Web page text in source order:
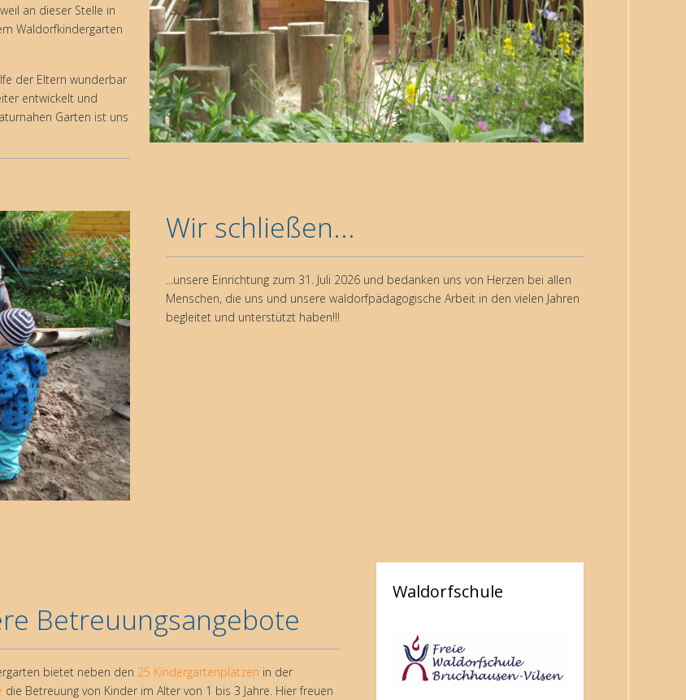
an dieser Stelle in
Waldorfkindergarten
der Eltern wunderbar
entwickelt und
Garten ist uns
Wir schließen...
...unsere Einrichtung zum 31. Juli 2026 und bedanken uns von Herzen bei allen
Menschen, die uns und unsere waldorfpädagogische Arbeit in den vielen Jahren
begleitet und unterstützt haben!!!
Betreuungsangebote
bietet neben den 25 Kindergartenplätzen in der
die Betreuung von Kinder im Alter von 1 bis 3 Jahre. Hier freuen
Waldorfschule